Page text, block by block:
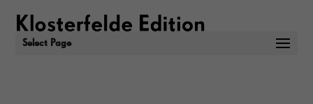
Select Page